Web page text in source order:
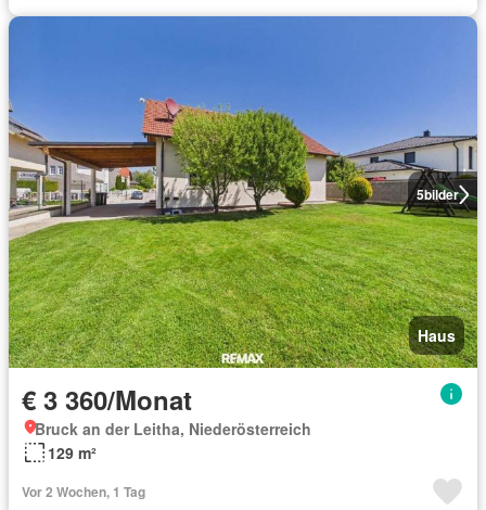
5bilder
Haus
€ 3 360/Monat
Bruck an der Leitha, Niederösterreich
129 m²
Vor 2 Wochen, 1 Tag